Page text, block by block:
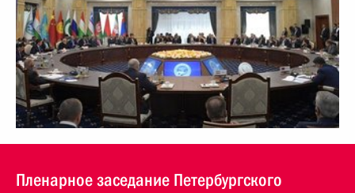
Пленарное заседание Петербургского